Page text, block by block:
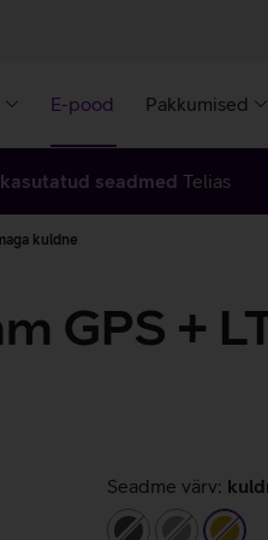
E-pood Pakkumised
seadmed Telias
kuldne
GPS +
Seadme värv:
tumehall
hall